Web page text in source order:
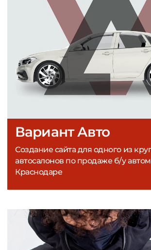
Вариант Авто
Создание сайта для одного из
автосалонов по продаже б/у
Краснодаре